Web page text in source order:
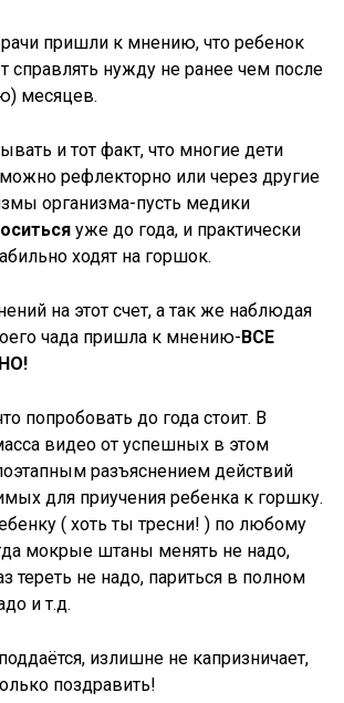
пришли к мнению, что ребенок
справлять нужду не ранее чем после
месяцев.
и тот факт, что многие дети
рефлекторно или через другие
организма-пусть медики
уже до года, и практически
ходят на горшок.
на этот счет, а так же наблюдая
чада пришла к мнению-ВСЕ
попробовать до года стоит. В
видео от успешных в этом
разъяснением действий
для приучения ребенка к горшку.
( хоть ты тресни! ) по любому
мокрые штаны менять не надо,
тереть не надо, париться в полном
и т.д.
излишне не капризничает,
поздравить!